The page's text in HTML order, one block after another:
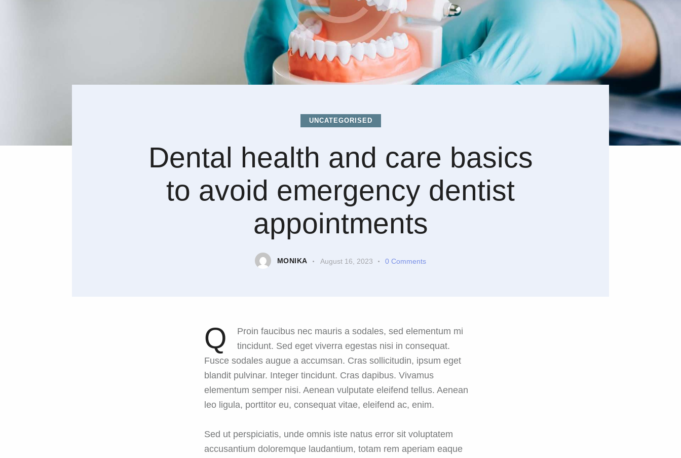
UNCATEGORISED
Dental health and care basics
to avoid emergency dentist
appointments
MONIKA August 16, 2023 0 Comments
Q
Proin faucibus nec mauris a sodales, sed elementum mi
tincidunt. Sed eget viverra egestas nisi in consequat.
Fusce sodales augue a accumsan. Cras sollicitudin, ipsum eget
blandit pulvinar. Integer tincidunt. Cras dapibus. Vivamus
elementum semper nisi. Aenean vulputate eleifend tellus. Aenean
leo ligula, porttitor eu, consequat vitae, eleifend ac, enim.
Sed ut perspiciatis, unde omnis iste natus error sit voluptatem
accusantium doloremque laudantium, totam rem aperiam eaque